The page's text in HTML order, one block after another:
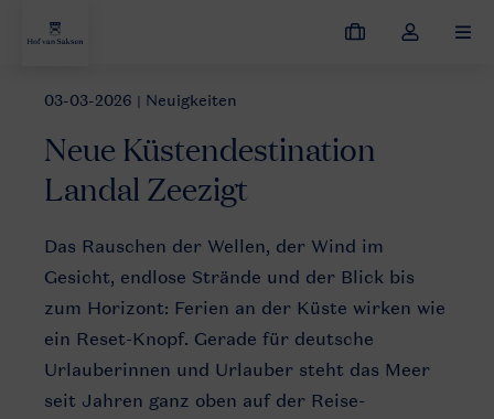
Meine
Dropdown-
Neue Küstendestination Landal Zeezigt
03-03-2026 | Neuigkeiten
Neue Küstendestination
Landal Zeezigt
PTN
4SH1
Das Rauschen der Wellen, der Wind im
Gesicht, endlose Strände und der Blick bis
zum Horizont: Ferien an der Küste wirken wie
ein Reset-Knopf. Gerade für deutsche
Urlauberinnen und Urlauber steht das Meer
seit Jahren ganz oben auf der Reise-